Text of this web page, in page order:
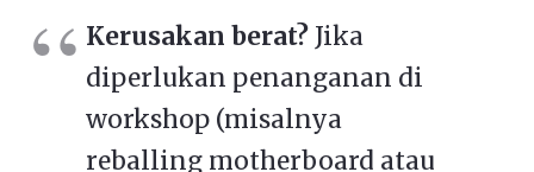
Kerusakan berat? Jika
diperlukan penanganan di
workshop (misalnya
reballing motherboard atau